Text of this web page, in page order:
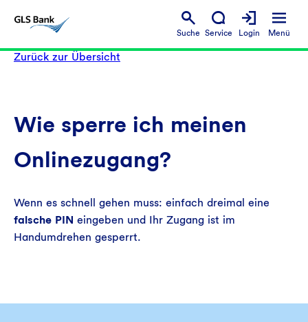
Suche Service Login Menü
Zurück zur Übersicht
Wie sperre ich meinen
Onlinezugang?
Wenn es schnell gehen muss: einfach dreimal eine
falsche PIN eingeben und Ihr Zugang ist im
Handumdrehen gesperrt.